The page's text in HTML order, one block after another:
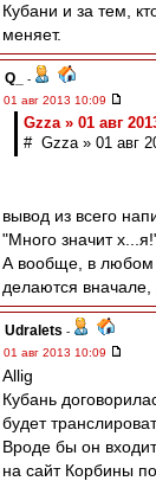
Кубани и за тем,
меняет.
Q_
-
01 авг 2013 10:09
Gzza » 01 авг
# Gzza » 01 авг
вывод из всего
"Много значит
А вообще, в
делаются
Udralets -
01 авг 2013 10:09
Allig
Кубань
будет
Вроде бы он
на сайт Корбины